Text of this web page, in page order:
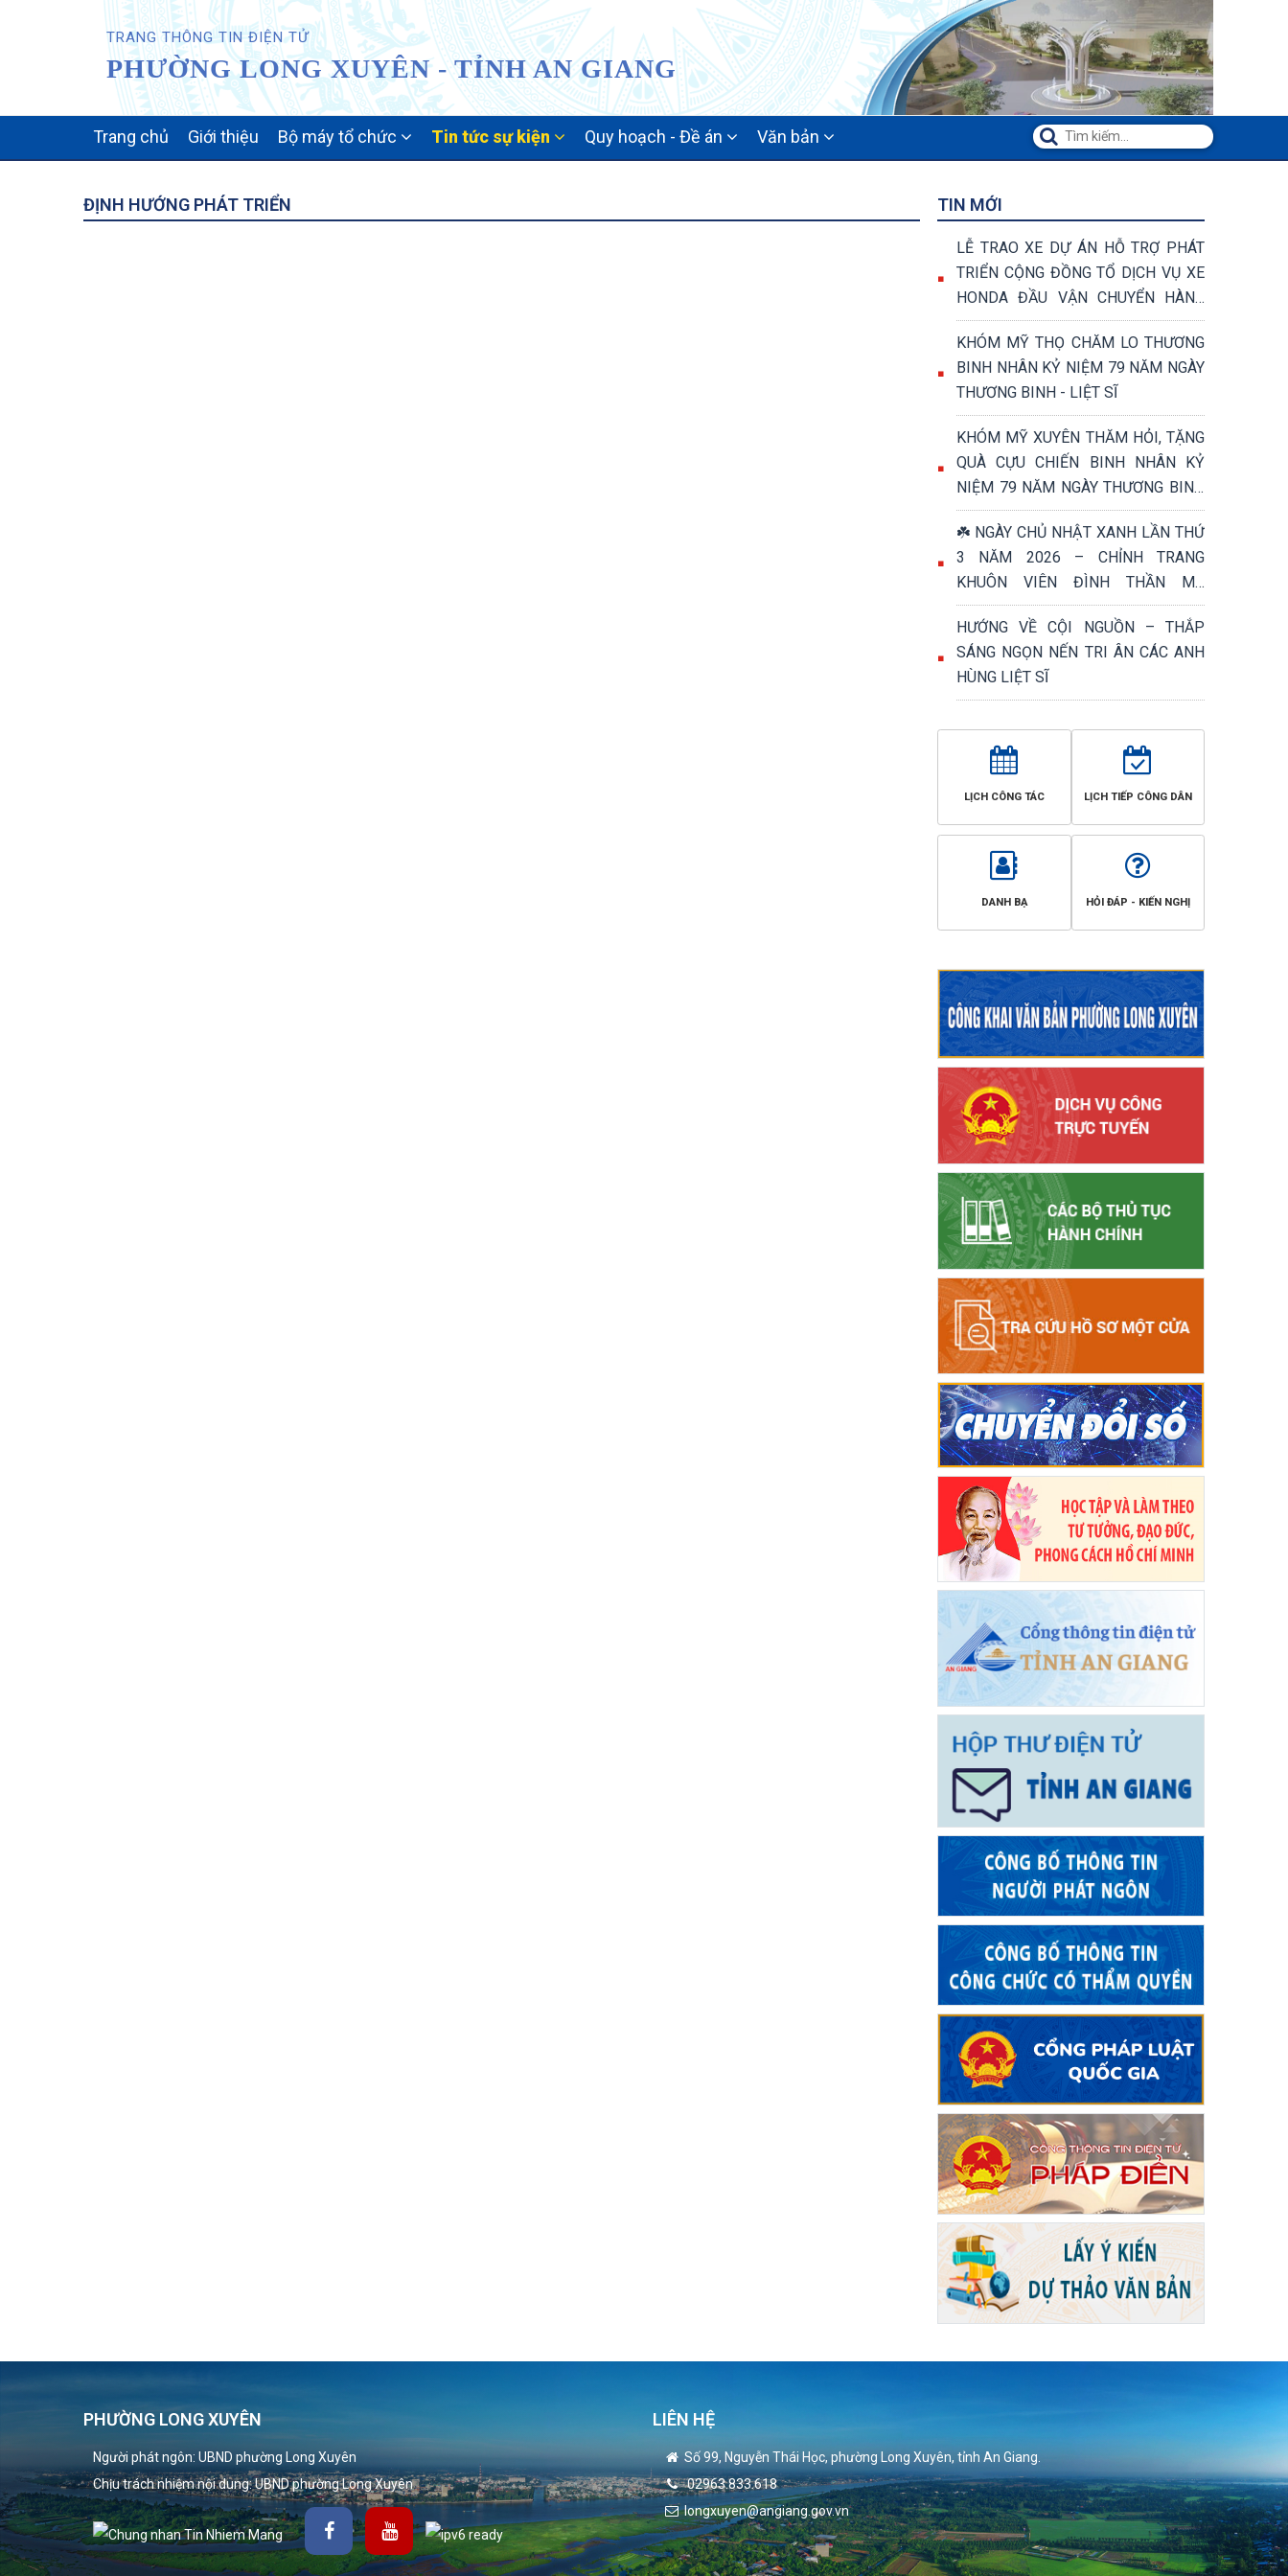
TRANG THÔNG TIN ĐIỆN TỬ
PHƯỜNG LONG XUYÊN - TỈNH AN GIANG
NAVIGATION
Trang chủ Giới thiệu Bộ máy tổ chức Tin tức sự kiện Quy hoạch - Đề án Văn bản
ĐỊNH HƯỚNG PHÁT TRIỂN TIN MỚI
LỄ TRAO XE DỰ ÁN HỖ TRỢ PHÁT
TRIỂN CỘNG ĐỒNG TỔ DỊCH VỤ XE
HONDA ĐẦU VẬN CHUYỂN HÀNG
HÓA VÀ VẬN CHUYỂN KHÁCH
KHÓM MỸ THỌ CHĂM LO THƯƠNG
BINH NHÂN KỶ NIỆM 79 NĂM NGÀY
THƯƠNG BINH - LIỆT SĨ
KHÓM MỸ XUYÊN THĂM HỎI, TẶNG
QUÀ CỰU CHIẾN BINH NHÂN KỶ
NIỆM 79 NĂM NGÀY THƯƠNG BINH
- LIỆT SĨ (27/7/1947 – 27/7/2026)
☘️ NGÀY CHỦ NHẬT XANH LẦN THỨ
3 NĂM 2026 – CHỈNH TRANG
KHUÔN VIÊN ĐÌNH THẦN MỸ
PHƯỚC, TRI ÂN NGÀY THƯƠNG
BINH - LIỆT SĨ 27/7 ☘️
HƯỚNG VỀ CỘI NGUỒN – THẮP
SÁNG NGỌN NẾN TRI ÂN CÁC ANH
HÙNG LIỆT SĨ
LỊCH CÔNG TÁC LỊCH TIẾP CÔNG DÂN
DANH BẠ HỎI ĐÁP - KIẾN NGHỊ
PHƯỜNG LONG XUYÊN
Người phát ngôn: UBND phường Long Xuyên
Chịu trách nhiệm nội dung: UBND phường Long Xuyên
LIÊN HỆ
Số 99, Nguyễn Thái Học, phường Long Xuyên, tỉnh An Giang.
02963.833.618
longxuyen@angiang.gov.vn